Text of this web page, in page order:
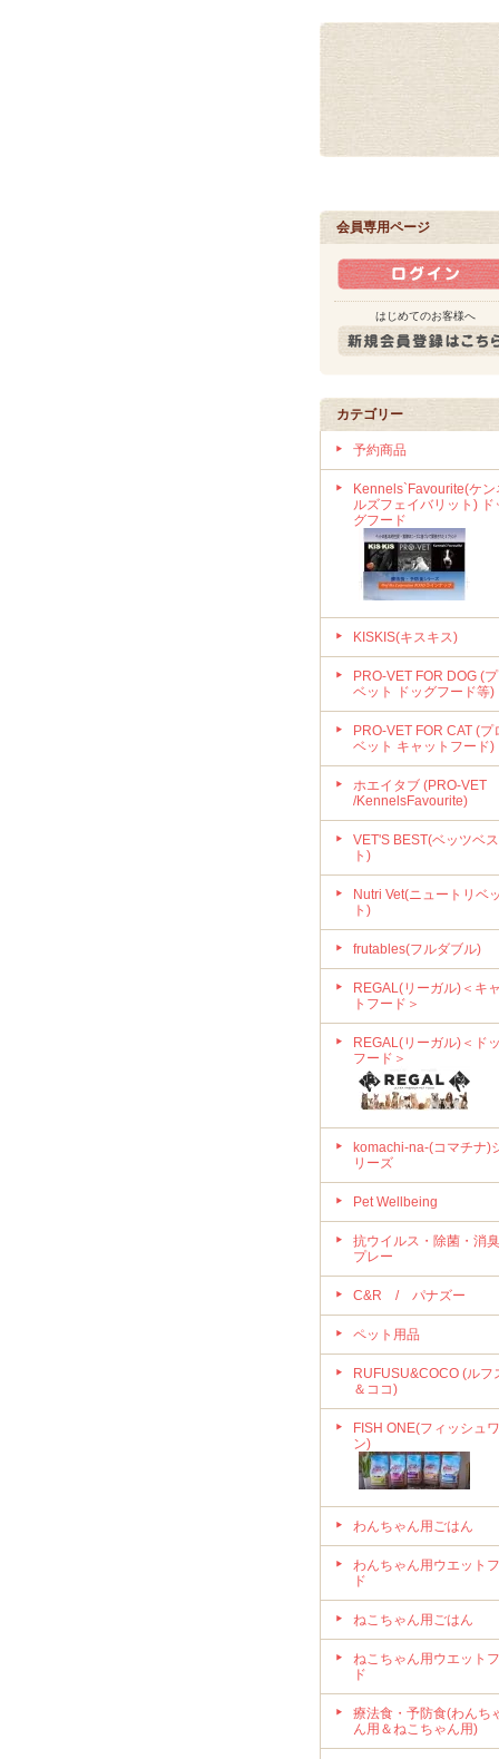
会員専用ページ
はじめてのお客様へ
カテゴリー
予約商品
Kennels`Favourite(ケン
ルズフェイバリット) ド
グフード
KISKIS(キスキス)
PRO-VET FOR DOG (プ
ベット ドッグフード等)
PRO-VET FOR CAT (プ
ベット キャットフード)
ホエイタブ (PRO-VET
/KennelsFavourite)
VET'S BEST(ベッツベス
ト)
Nutri Vet(ニュートリベッ
ト)
frutables(フルダブル)
REGAL(リーガル)＜キ
トフード＞
REGAL(リーガル)＜ド
フード＞
komachi-na-(コマチナ)
リーズ
Pet Wellbeing
抗ウイルス・除菌・消
プレー
C&R / パナズー
ペット用品
RUFUSU&COCO (ルフ
＆ココ)
FISH ONE(フィッシュワ
ン)
わんちゃん用ごはん
わんちゃん用ウエット
ド
ねこちゃん用ごはん
ねこちゃん用ウエット
ド
療法食・予防食(わんち
ん用＆ねこちゃん用)